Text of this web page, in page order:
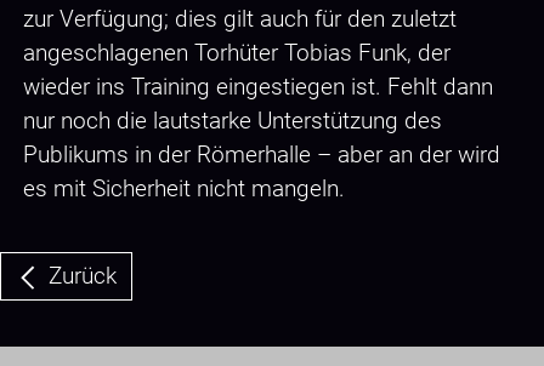
zur Verfügung; dies gilt auch für den zuletzt
angeschlagenen Torhüter Tobias Funk, der
wieder ins Training eingestiegen ist. Fehlt dann
nur noch die lautstarke Unterstützung des
Publikums in der Römerhalle – aber an der wird
es mit Sicherheit nicht mangeln.
Zurück